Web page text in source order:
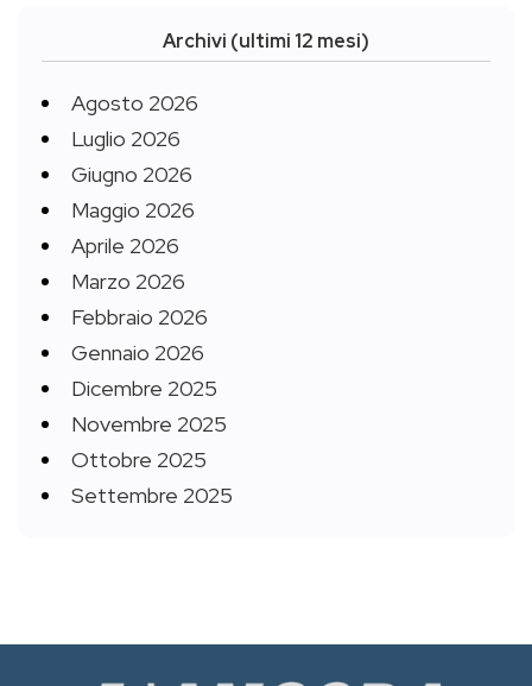
Archivi (ultimi 12 mesi)
Agosto 2026
Luglio 2026
Giugno 2026
Maggio 2026
Aprile 2026
Marzo 2026
Febbraio 2026
Gennaio 2026
Dicembre 2025
Novembre 2025
Ottobre 2025
Settembre 2025